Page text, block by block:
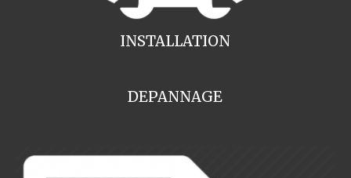
INSTALLATION
DEPANNAGE